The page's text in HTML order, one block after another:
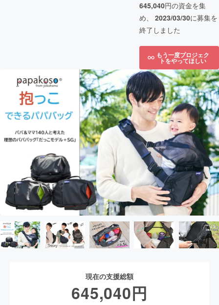
645,040円の資金を集
め、 2023/03/30に募集を
終了しました
もう一度プロジェク
トをやってほしい
現在の支援総額
645,040円